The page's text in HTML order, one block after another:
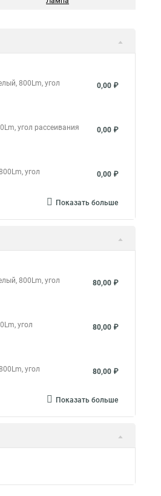
800Lm, угол
0,00 ₽
угол рассеивания
0,00 ₽
угол
0,00 ₽
Показать больше
800Lm, угол
80,00 ₽
угол
80,00 ₽
угол
80,00 ₽
Показать больше